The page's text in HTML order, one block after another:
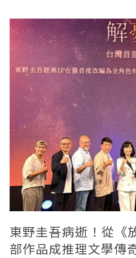
東野圭吾病逝！從《
部作品成推理文學傳